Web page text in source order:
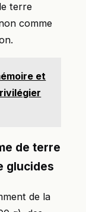
terre
comme
et
de terre
glucides
de la